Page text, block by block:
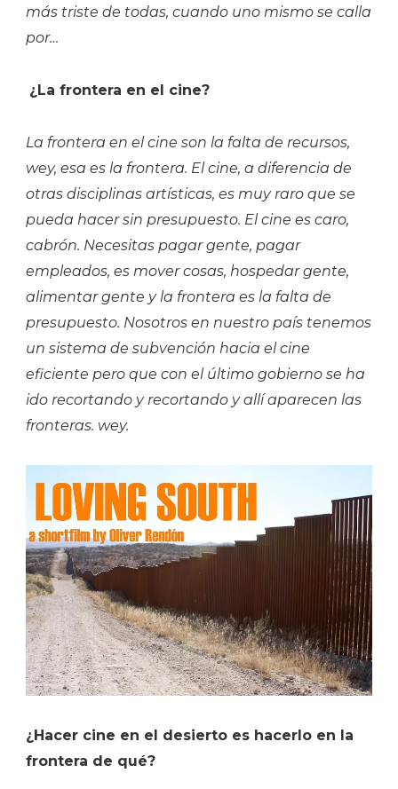
más triste de todas, cuando uno mismo se calla
por…
¿La frontera en el cine?
La frontera en el cine son la falta de recursos,
wey, esa es la frontera. El cine, a diferencia de
otras disciplinas artísticas, es muy raro que se
pueda hacer sin presupuesto. El cine es caro,
cabrón. Necesitas pagar gente, pagar
empleados, es mover cosas, hospedar gente,
alimentar gente y la frontera es la falta de
presupuesto. Nosotros en nuestro país tenemos
un sistema de subvención hacia el cine
eficiente pero que con el último gobierno se ha
ido recortando y recortando y allí aparecen las
fronteras. wey.
¿Hacer cine en el desierto es hacerlo en la
frontera de qué?